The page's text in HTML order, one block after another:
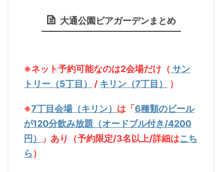
大通公園ビアガーデンまとめ
※ネット予約可能なのは2会場だけ（ サン
トリー（5丁目）
/ キリン（7丁目） ）
※7丁目会場（キリン） は「6種類のビール
が120分飲み放題（オードブル付き/4200
円）
」あり（予約限定/3名以上/詳細はこち
ら）